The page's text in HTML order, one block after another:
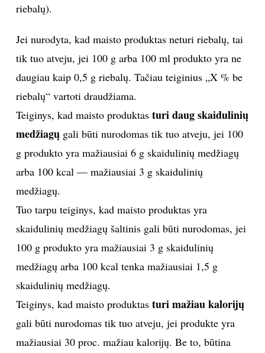
riebalų).
Jei nurodyta, kad maisto produktas neturi riebalų, tai
tik tuo atveju, jei 100 g arba 100 ml produkto yra ne
daugiau kaip 0,5 g riebalų. Tačiau teiginius „X % be
riebalų“ vartoti draudžiama.
Teiginys, kad maisto produktas turi daug skaidulinių
medžiagųgali būti nurodomas tik tuo atveju, jei 100
g produkto yra mažiausiai 6 g skaidulinių medžiagų
arba 100 kcal — mažiausiai 3 g skaidulinių
medžiagų.
Tuo tarpu teiginys, kad maisto produktas yra
skaidulinių medžiagų šaltinis gali būti nurodomas, jei
100 g produkto yra mažiausiai 3 g skaidulinių
medžiagų arba 100 kcal tenka mažiausiai 1,5 g
skaidulinių medžiagų.
Teiginys, kad maisto produktas turi mažiau kalorijų
gali būti nurodomas tik tuo atveju, jei produkte yra
mažiausiai 30 proc. mažiau kalorijų. Be to, būtina